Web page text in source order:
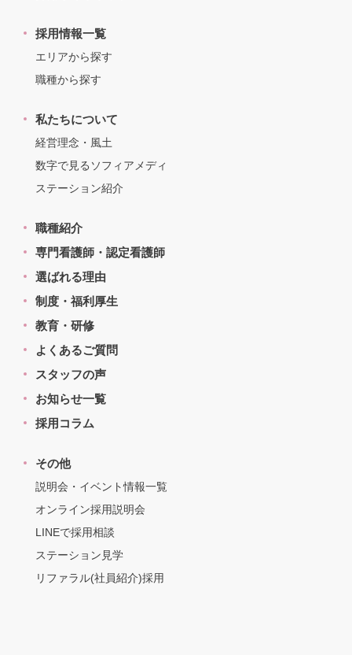
採用情報一覧
エリアから探す
職種から探す
私たちについて
経営理念・風土
数字で見るソフィアメディ
ステーション紹介
職種紹介
専門看護師・認定看護師
選ばれる理由
制度・福利厚生
教育・研修
よくあるご質問
スタッフの声
お知らせ一覧
採用コラム
その他
説明会・イベント情報一覧
オンライン採用説明会
LINEで採用相談
ステーション見学
リファラル(社員紹介)採用